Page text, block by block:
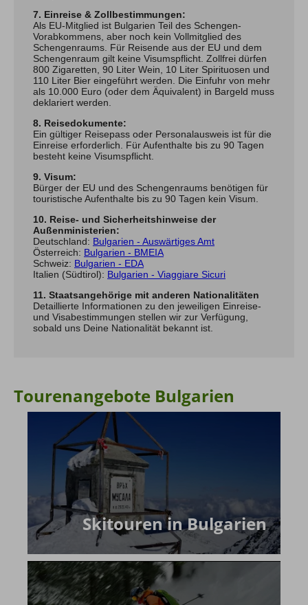
7. Einreise & Zollbestimmungen:
Als EU-Mitglied ist Bulgarien Teil des Schengen-
Vorabkommens, aber noch kein Vollmitglied des
Schengenraums. Für Reisende aus der EU und dem
Schengenraum gilt keine Visumspflicht. Zollfrei dürfen
800 Zigaretten, 90 Liter Wein, 10 Liter Spirituosen und
110 Liter Bier eingeführt werden. Die Einfuhr von mehr
als 10.000 Euro (oder dem Äquivalent) in Bargeld muss
deklariert werden.
8. Reisedokumente:
Ein gültiger Reisepass oder Personalausweis ist für die
Einreise erforderlich. Für Aufenthalte bis zu 90 Tagen
besteht keine Visumspflicht.
9. Visum:
Bürger der EU und des Schengenraums benötigen für
touristische Aufenthalte bis zu 90 Tagen kein Visum.
10. Reise- und Sicherheitshinweise der
Außenministerien:
Deutschland: Bulgarien - Auswärtiges Amt
Österreich: Bulgarien - BMEIA
Schweiz: Bulgarien - EDA
Italien (Südtirol): Bulgarien - Viaggiare Sicuri
11. Staatsangehörige mit anderen Nationalitäten
Detaillierte Informationen zu den jeweiligen Einreise-
und Visabestimmungen stellen wir zur Verfügung,
sobald uns Deine Nationalität bekannt ist.
Tourenangebote Bulgarien
Skitouren in Bulgarien